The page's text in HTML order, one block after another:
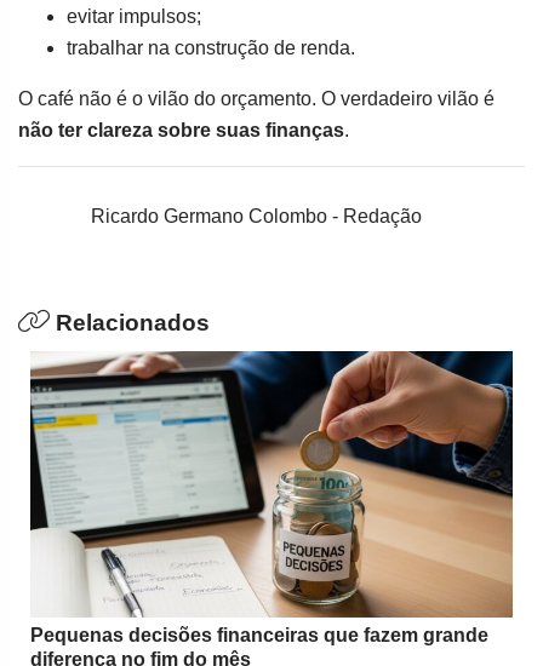
evitar impulsos;
trabalhar na construção de renda.
O café não é o vilão do orçamento. O verdadeiro vilão é
não ter clareza sobre suas finanças.
Ricardo Germano Colombo - Redação
Relacionados
Pequenas decisões financeiras que fazem grande
diferença no fim do mês